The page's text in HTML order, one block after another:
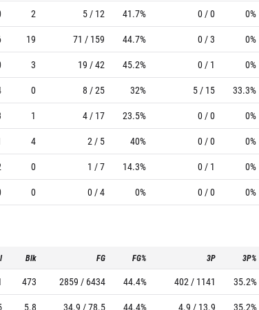
2 5 / 12 41.7% 0 / 0 0%
19 71 / 159 44.7% 0 / 3 0%
3 19 / 42 45.2% 0 / 1 0%
0 8 / 25 32% 5 / 15 33.3%
1 4 / 17 23.5% 0 / 0 0%
4 2 / 5 40% 0 / 0 0%
0 1 / 7 14.3% 0 / 1 0%
0 0 / 4 0% 0 / 0 0%
Blk FG FG% 3P 3P%
473 2859 / 6434 44.4% 402 / 1141 35.2%
5.8 34.9 / 78.5 44.4% 4.9 / 13.9 35.2%